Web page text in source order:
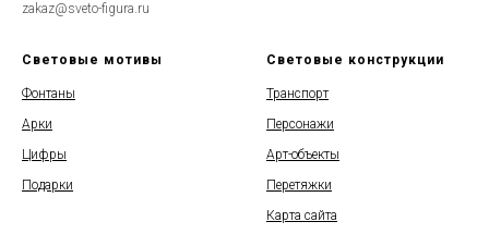
zakaz@sveto-figura.ru
Световые мотивы
Фонтаны
Арки
Цифры
Подарки
Световые конструкции
Транспорт
Персонажи
Арт-объекты
Перетяжки
Карта сайта